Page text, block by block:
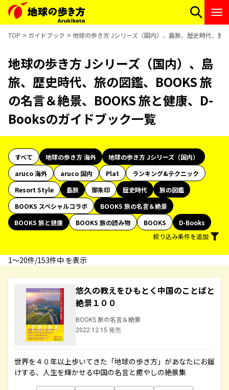
TOP ガイドブック 地球の歩き方 Jシリーズ（国内）、島旅、歴史時代、旅
地球の歩き方 Jシリーズ（国内）、島
旅、歴史時代、旅の図鑑、BOOKS 旅
の名言＆絶景、BOOKS 旅と健康、D-
Booksのガイドブック一覧
すべて 地球の歩き方 海外
地球の歩き方 Jシリーズ（国内）
aruco 海外
aruco 国内 Plat
ランキング&テクニック
Resort Style
島旅 御朱印 歴史時代
旅の図鑑
BOOKS スペシャルコラボ
BOOKS 旅の名言＆絶景
BOOKS 旅と健康
BOOKS 旅の読み物 BOOKS
D-Books
絞り込み条件を追加
1〜20件/153件中 を表示
悠久の教えをひもとく中国のことばと
絶景１００
BOOKS 旅の名言＆絶景
2022.12.15 発売
世界を４０年以上歩いてきた「地球の歩き方」があなたにお届
けする、人生を輝かせる中国の名言と癒やしの絶景集